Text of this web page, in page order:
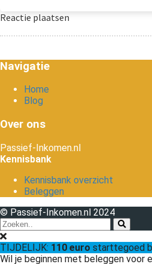
Reactie plaatsen
Navigatie
Home
Blog
Over ons
Passief-Inkomen.nl
Kennisbank
Kennisbank overzicht
Beleggen
© Passief-Inkomen.nl 2024
TIJDELIJK: 110 euro starttegoed
Wil je beginnen met beleggen voor